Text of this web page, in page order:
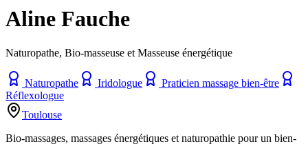
Aline Fauche
Naturopathe, Bio-masseuse et Masseuse énergétique
Naturopathe Iridologue
Praticien massage bien-être
Réflexologue
Toulouse
Bio-massages, massages énergétiques et naturopathie pour un bien-